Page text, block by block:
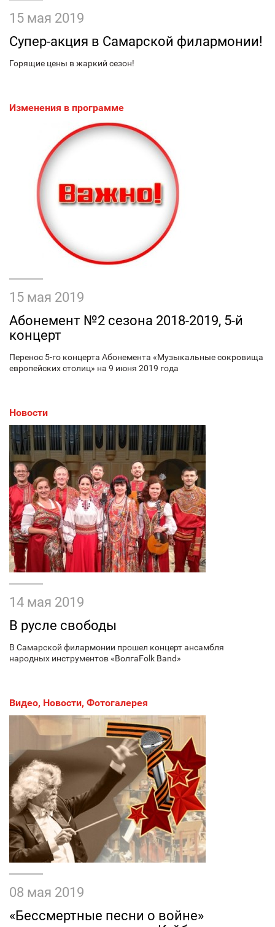
15 мая 2019
Супер-акция в Самарской филармонии!
Горящие цены в жаркий сезон!
Изменения в программе
15 мая 2019
Абонемент №2 сезона 2018-2019, 5-й
концерт
Перенос 5-го концерта Абонемента «Музыкальные сокровища
европейских столиц» на 9 июня 2019 года
Новости
14 мая 2019
В русле свободы
В Самарской филармонии прошел концерт ансамбля
народных инструментов «ВолгаFolk Band»
Видео, Новости, Фотогалерея
08 мая 2019
«Бессмертные песни о войне»